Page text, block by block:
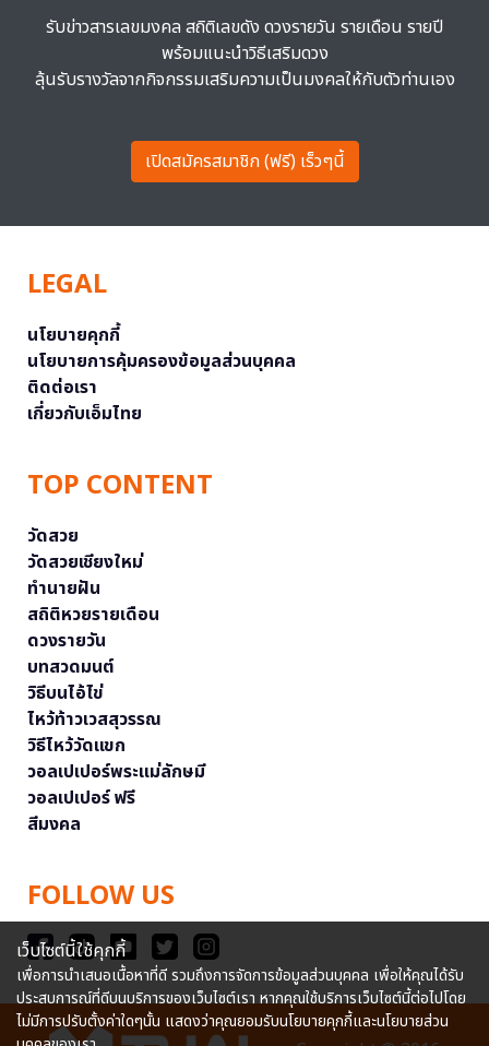
รับข่าวสารเลขมงคล สถิติเลขดัง ดวงรายวัน รายเดือน รายปี
พร้อมแนะนำวิธีเสริมดวง
ลุ้นรับรางวัลจากกิจกรรมเสริมความเป็นมงคลให้กับตัวท่านเอง
เปิดสมัครสมาชิก (ฟรี) เร็วๆนี้
LEGAL
นโยบายคุกกี้
นโยบายการคุ้มครองข้อมูลส่วนบุคคล
ติดต่อเรา
เกี่ยวกับเอ็มไทย
TOP CONTENT
วัดสวย
วัดสวยเชียงใหม่
ทำนายฝัน
สถิติหวยรายเดือน
ดวงรายวัน
บทสวดมนต์
วิธีบนไอ้ไข่
ไหว้ท้าวเวสสุวรรณ
วิธีไหว้วัดแขก
วอลเปเปอร์พระแม่ลักษมี
วอลเปเปอร์ ฟรี
สีมงคล
FOLLOW US
เว็บไซต์นี้ใช้คุกกี้
เพื่อการนำเสนอเนื้อหาที่ดี รวมถึงการจัดการข้อมูลส่วนบุคคล เพื่อให้คุณได้รับ
ประสบการณ์ที่ดีบนบริการของเว็บไซต์เรา หากคุณใช้บริการเว็บไซต์นี้ต่อไปโดย
ไม่มีการปรับตั้งค่าใดๆนั้น แสดงว่าคุณยอมรับนโยบายคุกกี้และนโยบายส่วน